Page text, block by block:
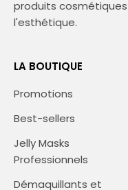
produits
l'esthétique.
LA BOUTIQUE
Promotions
Best-sellers
Jelly Masks
Professionnels
Démaquillants et